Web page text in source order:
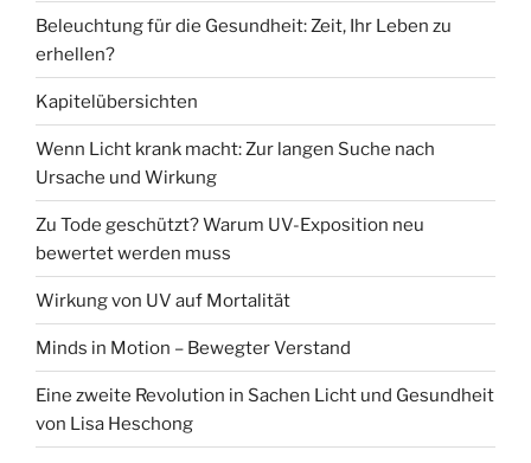
Beleuchtung für die Gesundheit: Zeit, Ihr Leben zu
erhellen?
Kapitelübersichten
Wenn Licht krank macht: Zur langen Suche nach
Ursache und Wirkung
Zu Tode geschützt? Warum UV-Exposition neu
bewertet werden muss
Wirkung von UV auf Mortalität
Minds in Motion – Bewegter Verstand
Eine zweite Revolution in Sachen Licht und Gesundheit
von Lisa Heschong